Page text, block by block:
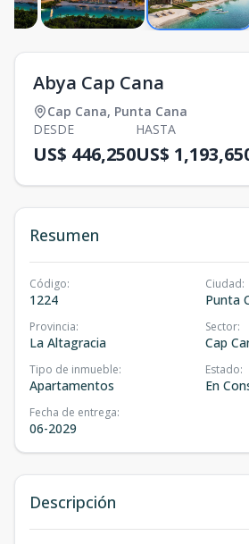
Abya Cap Cana
Cap Cana, Punta Cana
DESDE
US$ 446,250
HASTA
US$
Resumen
Código:
1224
Ciudad:
Punta
Provincia:
La Altagracia
Sector:
Cap
Tipo de inmueble:
Apartamentos
Estado:
En
Fecha de entrega:
06-2029
Descripción